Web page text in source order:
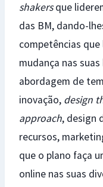
shakersque
das BM, dando-
competências
mudança nas
abordagem de
inovação, design
approach, design
recursos,
que o plano faça
online nas suas